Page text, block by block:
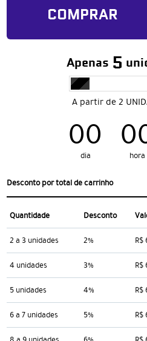
COMPRAR
Apenas 5
A partir de 2
00
dia hora
Desconto por total de carrinho
Quantidade Desconto
2 a 3 unidades 2% R$
4 unidades 3% R$
5 unidades 4% R$
6 a 7 unidades 5% R$